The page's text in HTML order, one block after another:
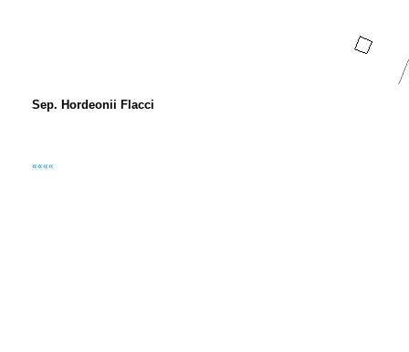
Sep. Hordeonii Flacci
««««